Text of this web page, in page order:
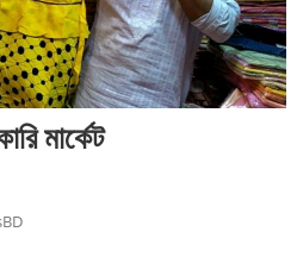
মার্কেট